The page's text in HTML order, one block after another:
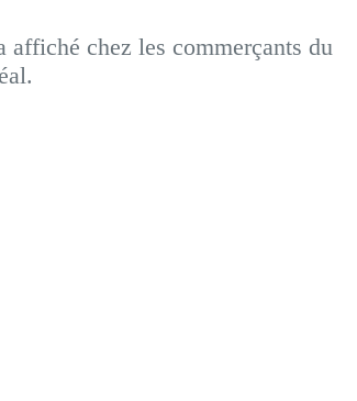
affiché chez les commerçants du